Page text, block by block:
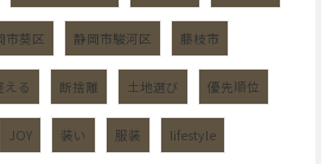
市葵区 静岡市駿河区 藤枝市
える 断捨離 土地選び 優先順位
JOY 装い 服装 lifestyle